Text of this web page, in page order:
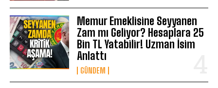
Memur Emeklisine Seyyanen
Zam mı Geliyor? Hesaplara 25
Bin TL Yatabilir! Uzman İsim
Anlattı
GÜNDEM